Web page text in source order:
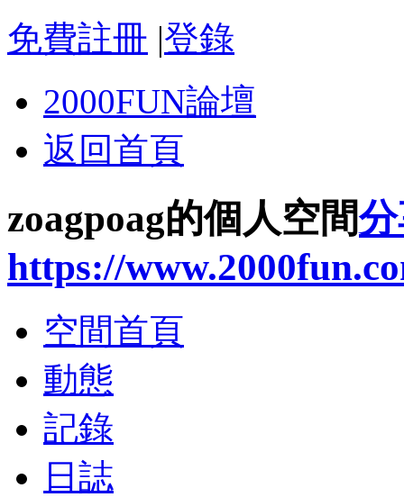
免費註冊 |登錄
2000FUN論壇
返回首頁
zoagpoag的個人空間
https://
空間首頁
動態
記錄
日誌